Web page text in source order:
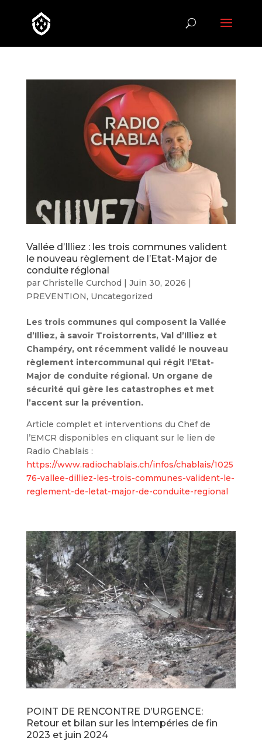
Vallée d’Illiez : les trois communes valident
le nouveau règlement de l’Etat-Major de
conduite régional
par Christelle Curchod | Juin 30, 2026 |
PREVENTION, Uncategorized
Les trois communes qui composent la Vallée
d’Illiez, à savoir Troistorrents, Val d’Illiez et
Champéry, ont récemment validé le nouveau
règlement intercommunal qui régit l’Etat-
Major de conduite régional. Un organe de
sécurité qui gère les catastrophes et met
l’accent sur la prévention.
Article complet et interventions du Chef de
l’EMCR disponibles en cliquant sur le lien de
Radio Chablais :
https://www.radiochablais.ch/infos/chablais/1025
76-vallee-dilliez-les-trois-communes-valident-le-
reglement-de-letat-major-de-conduite-regional
POINT DE RENCONTRE D’URGENCE:
Retour et bilan sur les intempéries de fin
2023 et juin 2024